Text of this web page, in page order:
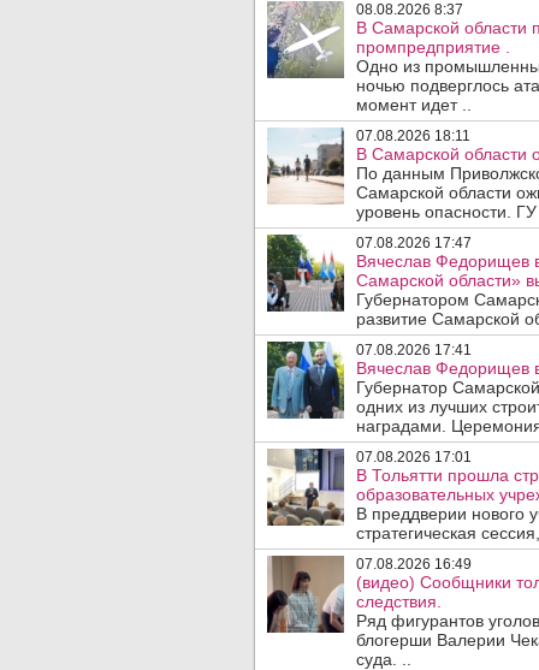
08.08.2026 8:37
В Самарской области
промпредприятие .
Одно из
ночью подверглось
момент идет ..
07.08.2026 18:11
В Самарской области
По данным
Самарской области
уровень опасности.
07.08.2026 17:47
Вячеслав Федорищев
Самарской области»
Губернатором
развитие Самарской
07.08.2026 17:41
Вячеслав Федорищев
Губернатор
одних из лучших
наградами.
07.08.2026 17:01
В Тольятти прошла
образовательных
В преддверии нового
стратегическая
07.08.2026 16:49
(видео) Сообщники
следствия.
Ряд фигурантов
блогерши Валерии
суда. ..